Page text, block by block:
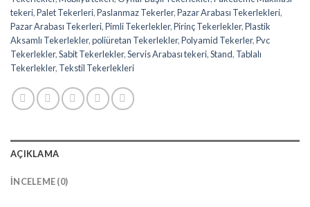
tekeri,Palet Tekerleri,Paslanmaz Tekerler,Pazar Arabası Tekerlekleri,
Pazar Arabası Tekerleri,Pimli Tekerlekler,Pirinç Tekerlekler,Plastik
Aksamlı Tekerlekler,poliüretan Tekerlekler,Polyamid Tekerler,Pvc
Tekerlekler,Sabit Tekerlekler,Servis Arabası tekeri,Stand, Tablalı
Tekerlekler, Tekstil Tekerlekleri
AÇIKLAMA
İNCELEME (0)